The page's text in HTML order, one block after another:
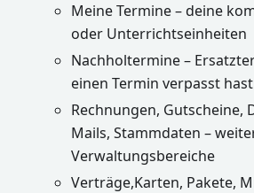
Meine Termine – deine
oder Unterrichtseinheiten
Nachholtermine –
einen Termin verpasst hast
Rechnungen, Gutscheine,
Mails, Stammdaten –
Verwaltungsbereiche
Verträge,Karten, Pakete,